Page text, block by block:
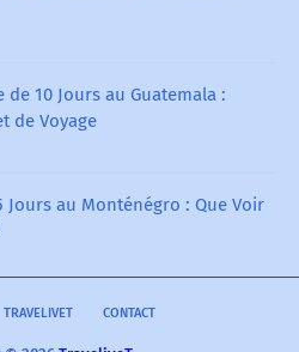
10 Jours au Guatemala :
de Voyage
Jours au Monténégro : Que Voir
TRAVELIVET CONTACT